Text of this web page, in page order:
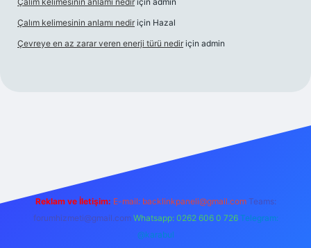
Çalım kelimesinin anlamı nedir için Hazal
Çevreye en az zarar veren enerji türü nedir için admin
Reklam ve İletişim: E-mail: backlinkpaneli@gmail.com Teams:
forumhizmeti@gmail.com Whatsapp: 0262 606 0 726 Telegram:
@karabul